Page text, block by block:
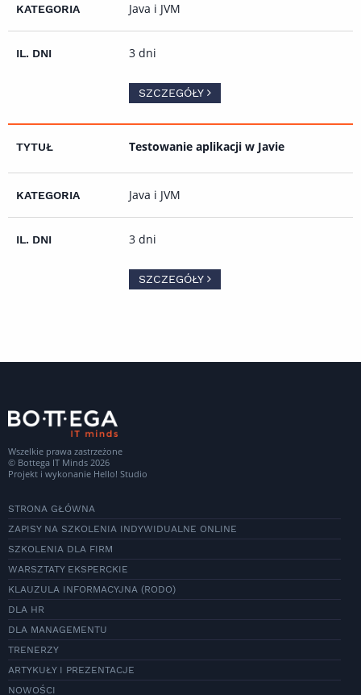
Java i JVM
3 dni
SZCZEGÓŁY
Testowanie aplikacji w Javie
Java i JVM
3 dni
SZCZEGÓŁY
Wszelkie prawa zastrzeżone
© Bottega IT Minds 2026
Projekt i wykonanie Hello! Studio
STRONA GŁÓWNA
ZAPISY NA SZKOLENIA INDYWIDUALNE ONLINE
SZKOLENIA DLA FIRM
WARSZTATY EKSPERCKIE
KLAUZULA INFORMACYJNA (RODO)
DLA HR
DLA MANAGEMENTU
TRENERZY
ARTYKUŁY I PREZENTACJE
NOWOŚCI